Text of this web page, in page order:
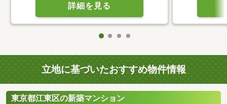
詳細を見る
立地に基づいたおすすめ物件情報
東京都江東区の新築マンション